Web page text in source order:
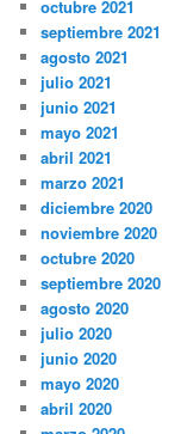
octubre 2021
septiembre 2021
agosto 2021
julio 2021
junio 2021
mayo 2021
abril 2021
marzo 2021
diciembre 2020
noviembre 2020
octubre 2020
septiembre 2020
agosto 2020
julio 2020
junio 2020
mayo 2020
abril 2020